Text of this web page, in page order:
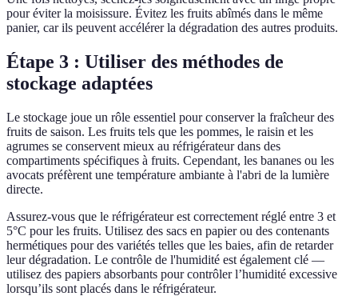
pour éviter la moisissure. Évitez les fruits abîmés dans le même
panier, car ils peuvent accélérer la dégradation des autres produits.
Étape 3 : Utiliser des méthodes de
stockage adaptées
Le stockage joue un rôle essentiel pour conserver la fraîcheur des
fruits de saison. Les fruits tels que les pommes, le raisin et les
agrumes se conservent mieux au réfrigérateur dans des
compartiments spécifiques à fruits. Cependant, les bananes ou les
avocats préfèrent une température ambiante à l'abri de la lumière
directe.
Assurez-vous que le réfrigérateur est correctement réglé entre 3 et
5°C pour les fruits. Utilisez des sacs en papier ou des contenants
hermétiques pour des variétés telles que les baies, afin de retarder
leur dégradation. Le contrôle de l'humidité est également clé —
utilisez des papiers absorbants pour contrôler l’humidité excessive
lorsqu’ils sont placés dans le réfrigérateur.